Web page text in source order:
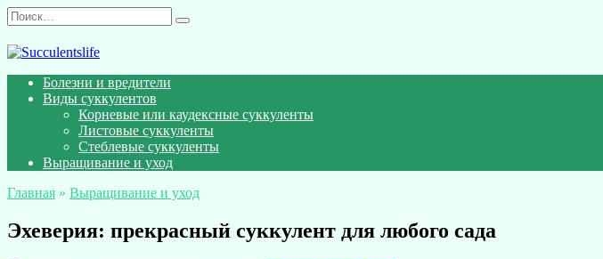
Перейти
к
содержанию
Search
for:
Болезни и вредители
Виды суккулентов
Корневые или каудексные суккуленты
Листовые суккуленты
Стеблевые суккуленты
Выращивание и уход
Главная » Выращивание и уход
Эхеверия: прекрасный суккулент для любого сада